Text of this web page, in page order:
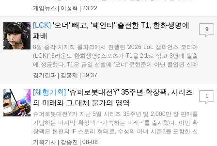
등장한다. 여름 시즌을 맞아 비치발리볼, 수상 오토바이 등 다채
의성도 강화된다. 8월 11일까지 사용 가능한 교환 코드 3종이 제
공되며, 상세 일정은 공식 채널을 통해 확인할 수 있다....
게임뉴스 | 이성혁 | 23:22
[LCK] '오너' 빼고, '페인터' 출전한 T1, 한화생명에
패배
8일 종각 치지직 롤파크에서 진행된 '2026 LoL 챔피언스 코리아
(LCK)' 3라운드 한화생명e스포츠가 T1을 2:1로 꺾고 3연패 탈출
에 성공했다. T1은 금일 선발에 '오너' 문현준이 아닌 콜업된 신예
'페인터' 김은후를 투입했지만, 결국 1:2로 패배하고 말았다. T1은
을 빼냈다....
경기결과 | 김홍제 | 19:37
9
[체험기획] '슈퍼로봇대전Y' 35주년 확장팩, 시리즈
의 미래와 그 대체 불가의 영역
슈퍼로봇대전Y가 지난 5일 시리즈 35주년 및 2,000만 장 판매를
기념하는 마지막 확장팩 ‘~가속하는 미래~’를 출시했다. 이번 확
장팩은 본편의 IF 스토리 형태로, 수성의 마녀 시즌2를 포함한 신
규 참전작과 크로스오버 합체기를 선보이며 작품을 완결 짓는다.
기획기사 | 강승진 | 08-08
1